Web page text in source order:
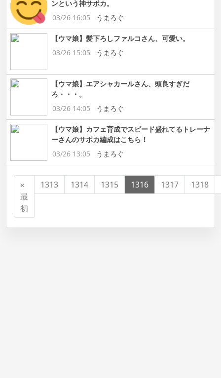
ンという神サポカ。
03/26 16:05
うまろぐ
【ウマ娘】髪下ろしファルコさん、可愛い。
03/26 15:05
うまろぐ
【ウマ娘】エアシャカールさん、頭良すぎだ
ろ・・・。
03/26 14:05
うまろぐ
【ウマ娘】カフェ育成でスピード盛れてるトレーナ
ーさんのサポカ編成はこちら！
03/26 13:05
うまろぐ
«
最
初
1313 1314 1315 1316 1317 1318